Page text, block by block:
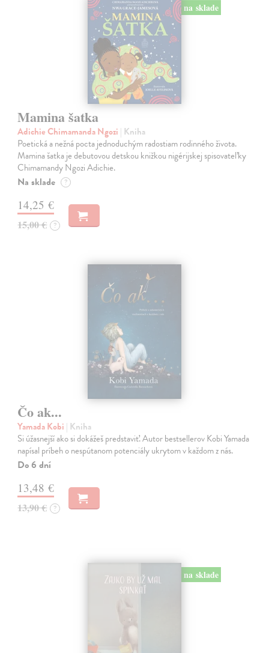
na sklade
Mamina šatka
Adichie Chimamanda Ngozi | Kniha
Poetická a nežná pocta jednoduchým radostiam rodinného života.
Mamina šatka je debutovou detskou knižkou nigérijskej spisovateľky
Chimamandy Ngozi Adichie.
Na sklade ?
14,25 €
15,00 € ?
Čo ak...
Yamada Kobi | Kniha
Si úžasnejší ako si dokážeš predstaviť. Autor bestsellerov Kobi Yamada
napísal príbeh o nespútanom potenciály ukrytom v každom z nás.
Do 6 dní
13,48 €
13,90 € ?
na sklade